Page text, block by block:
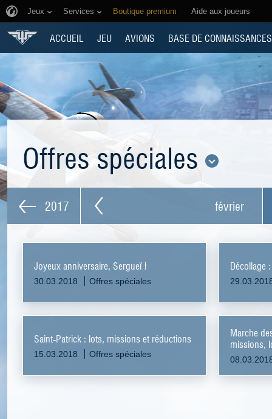
Jeux Services Boutique premium Aide aux joueurs
ACCUEIL JEU AVIONS BASE DE CONNAISSANCES
Offres spéciales
2017 février
Joyeux anniversaire, Sergueï !
30.03.2018 Offres spéciales
Décollage
Saint-Patrick : lots, missions et réductions
15.03.2018 Offres spéciales
Marche
missions,